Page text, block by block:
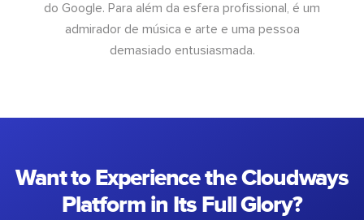
do Google. Para além da esfera profissional, é um
admirador de música e arte e uma pessoa
demasiado entusiasmada.
Want to Experience the Cloudways
Platform in Its Full Glory?